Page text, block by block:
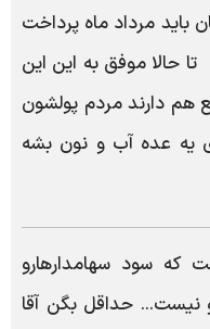
باید مرداد ماه پرداخت
حالا موفق به این این
هم دارند مردم پولشون
یه عده آب و نون بشه
که سود سهامدارهارو
حداقل بگن آقا